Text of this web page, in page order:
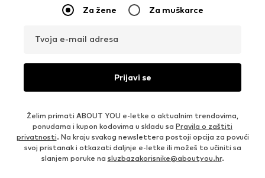
Za žene Za muškarce
Tvoja e-mail adresa
Prijavi se
Želim primati ABOUT YOU e-letke o aktualnim trendovima,
ponudama i kupon kodovima u skladu sa Pravila o zaštiti
privatnosti. Na kraju svakog newslettera postoji opcija za povući
svoj pristanak i otkazati daljnje e-letke ili možeš to učiniti sa
slanjem poruke na sluzbazakorisnike@aboutyou.hr.